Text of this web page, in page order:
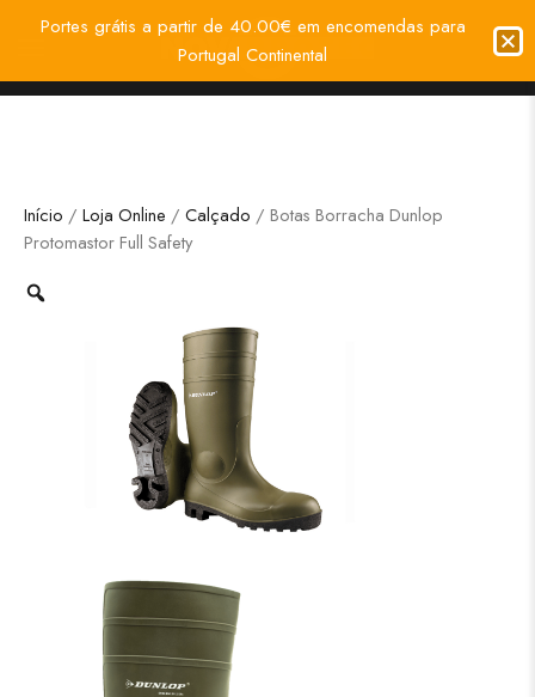
Início / Loja Online / Calçado / Botas Borracha Dunlop
Protomastor Full Safety
Portes grátis a partir de 40.00€ em encomendas para
Portugal Continental